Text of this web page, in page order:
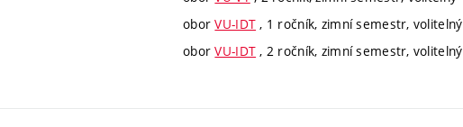
oborVU-IDT , 1 ročník, zimní semestr, volitelný
oborVU-IDT , 2 ročník, zimní semestr, volitelný